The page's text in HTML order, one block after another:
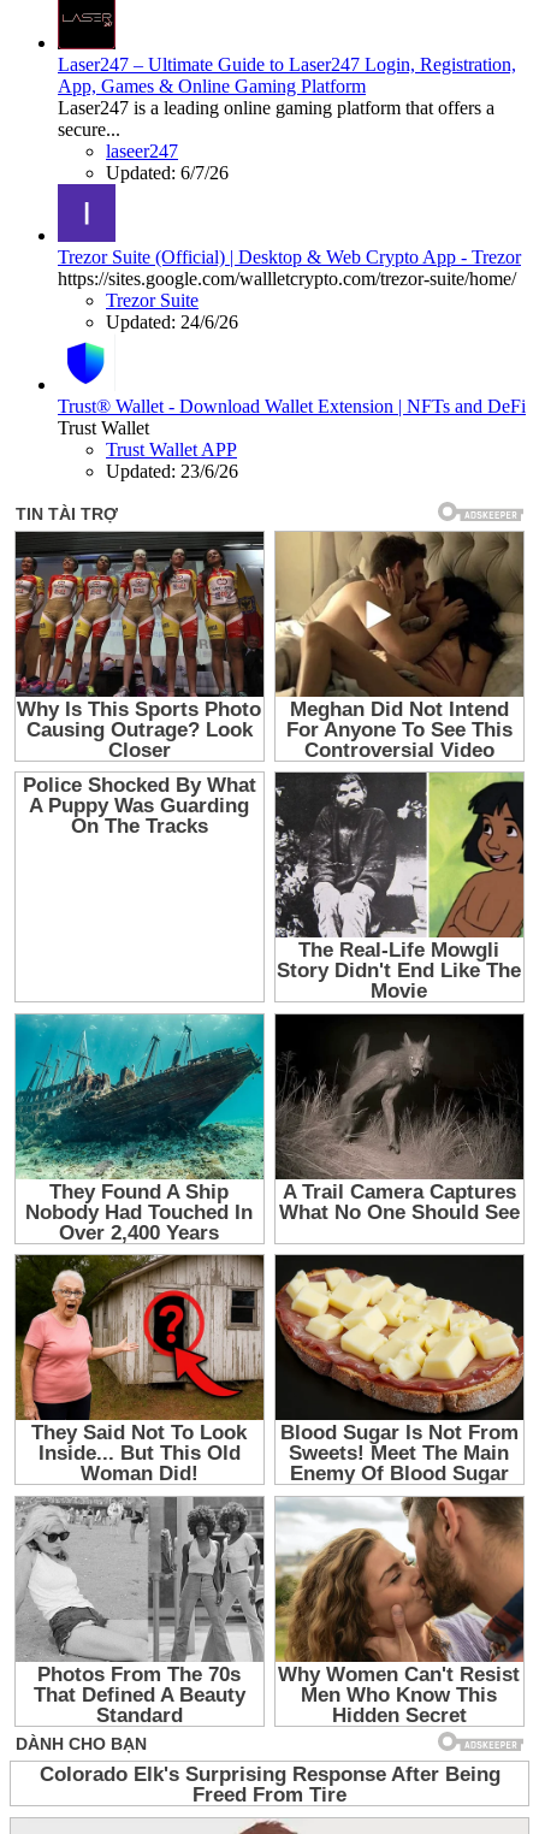
Laser247 – Ultimate Guide to Laser247 Login, Registration,
App, Games & Online Gaming Platform
Laser247 is a leading online gaming platform that offers a
secure...
laseer247
Updated: 6/7/26
Trezor Suite (Official) | Desktop & Web Crypto App - Trezor
https://sites.google.com/wallletcrypto.com/trezor-suite/home/
Trezor Suite
Updated: 24/6/26
Trust® Wallet - Download Wallet Extension | NFTs and DeFi
Trust Wallet
Trust Wallet APP
Updated: 23/6/26